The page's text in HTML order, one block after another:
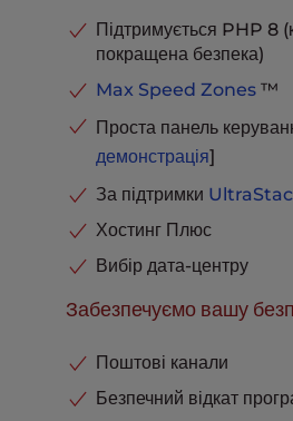
Телефонна, чат і тікет-підтримка
Підтримується PHP 8
покращена безпека)
Max Speed Zones™
Проста панель
демонстрація]
За підтримки
Хостинг Плюс
Вибір дата-центру
Забезпечуємо вашу
Поштові канали
Безпечний відкат